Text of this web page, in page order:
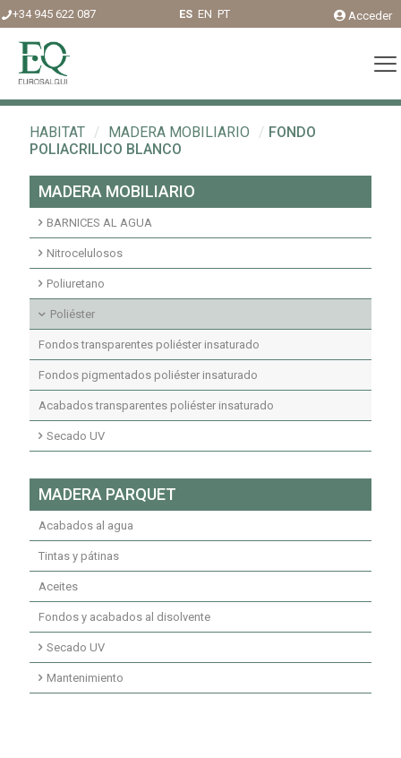
+34 945 622 087 ES EN PT Acceder
HABITAT / MADERA MOBILIARIO / FONDO
POLIACRILICO BLANCO
MADERA MOBILIARIO
BARNICES AL AGUA
Acabados agua interior
Fondos agua interior
Nitrocelulosos
Fondos Nitrocelulosos
Acabados nitrocelulosos
Poliuretano
Imprimaciones y fondos transparentes poliuretano
Imprimaciones y fondos pigmentados poliuretano
Acabados pigmentados poliuretano
Acabados transparentes poliuretano
Fondos y acabados poliuretano ignífugos
Poliéster
Fondos transparentes poliéster insaturado
Fondos pigmentados poliéster insaturado
Acabados transparentes poliéster insaturado
Secado UV
Fondos pigmentados secados UV
Acabados secados UV
MADERA PARQUET
Acabados al agua
Tintas y pátinas
Aceites
Fondos y acabados al disolvente
Secado UV
Imprimaciones secado UV
Mantenimiento